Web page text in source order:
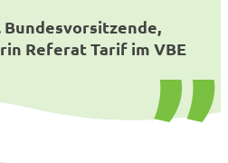
Referat Tarif im VBE